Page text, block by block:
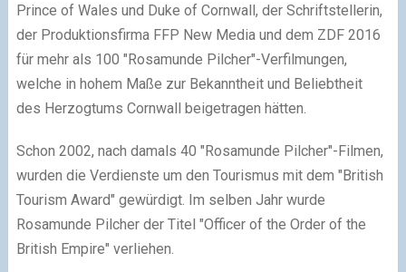
Prince of Wales und Duke of Cornwall, der Schriftstellerin,
der Produktionsfirma FFP New Media und dem ZDF 2016
für mehr als 100 "Rosamunde Pilcher"-Verfilmungen,
welche in hohem Maße zur Bekanntheit und Beliebtheit
des Herzogtums Cornwall beigetragen hätten.
Schon 2002, nach damals 40 "Rosamunde Pilcher"-Filmen,
wurden die Verdienste um den Tourismus mit dem "British
Tourism Award" gewürdigt. Im selben Jahr wurde
Rosamunde Pilcher der Titel "Officer of the Order of the
British Empire" verliehen.